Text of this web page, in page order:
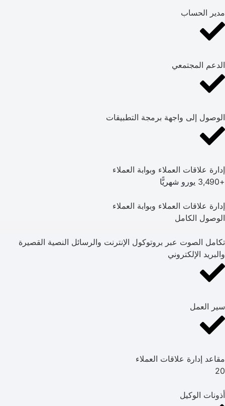
مدير الحساب
الدعم المجتمعي
الوصول إلى واجهة برمجة التطبيقات
إدارة علاقات العملاء وبوابة العملاء
+3,490 يورو شهريًّا
إدارة علاقات العملاء وبوابة العملاء
الوصول الكامل
تكامل الصوت عبر بروتوكول الإنترنت والرسائل النصية القصيرة
والبريد الإلكتروني
سير العمل
مقاعد إدارة علاقات العملاء
20
أذونات الوكيل